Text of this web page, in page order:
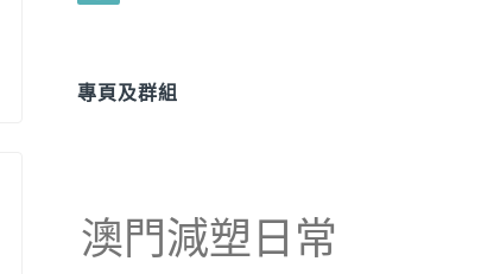
專頁及群組
澳門減塑日常